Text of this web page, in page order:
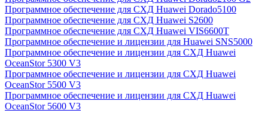
Программное обеспечение для СХД Huawei Dorado5100
Программное обеспечение для СХД Huawei S2600
Программное обеспечение для СХД Huawei VIS6600T
Программное обеспечение и лицензии для Huawei SNS5000
Программное обеспечение и лицензии для СХД Huawei
OceanStor 5300 V3
Программное обеспечение и лицензии для СХД Huawei
OceanStor 5500 V3
Программное обеспечение и лицензии для СХД Huawei
OceanStor 5600 V3